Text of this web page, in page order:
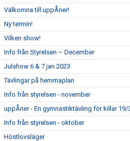
Välkomna till uppÅner!
Ny termin!
Vilken show!
Info från Styrelsen – December
Julshow 6 & 7 jan 2023
Tävlingar på hemmaplan
Info från styrelsen - november
uppÅner - En gymnastiktävling för killar 19/
Info från styrelsen - oktober
Höstlovsläger